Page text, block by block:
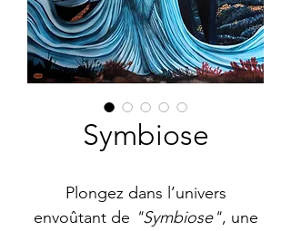
Symbiose
Plongez dans l’univers
envoûtant de "Symbiose", une